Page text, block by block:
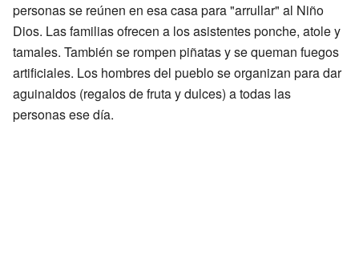
personas se reúnen en esa casa para "arrullar" al Niño
Dios. Las familias ofrecen a los asistentes ponche, atole y
tamales. También se rompen piñatas y se queman fuegos
artificiales. Los hombres del pueblo se organizan para dar
aguinaldos (regalos de fruta y dulces) a todas las
personas ese día.